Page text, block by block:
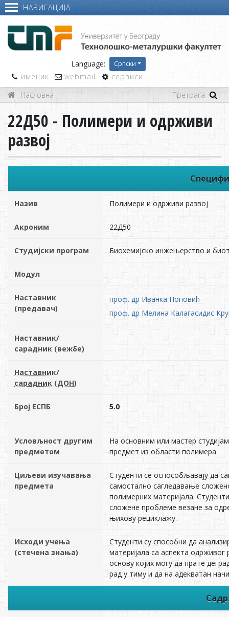
НАВИГАЦИЈА
Language: Српски
именик webmail
сервиси
Насловна
22Д50 - Полимери и одрживи
развој
Назив Полимери и одрживи развој
Акроним 22Д50
Студијски програм Биохемијско инжењерство и
Модул
Наставник
(предавач)
проф. др Иванка Поповић
проф. др Мелина Калагасидис
Наставник/
сарадник (вежбе)
Наставник/
сарадник (ДОН)
Број ЕСПБ 5.0
Условљност другим
предметом
На основним или мастер
предмет из области полимера
Циљеви изучавања
предмета
Студенти се оспособљавају да
самостално сагледавање
полимерних материјала.
сложене проблеме везане за
њихову рециклажу.
Исходи учења
(стечена знања)
Студенти су способни да
материјала са аспекта
основу којих могу да прате
рад у тиму и да на адекватан